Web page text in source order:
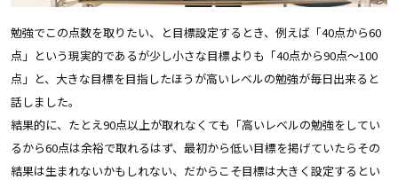
勉強でこの点数を取りたい、と目標設定するとき、例えば「40点から60
点」という現実的であるが少し小さな目標よりも「40点から90点〜100
点」と、大きな目標を目指したほうが高いレベルの勉強が毎日出来ると
話しました。
結果的に、たとえ90点以上が取れなくても「高いレベルの勉強をしてい
るから60点は余裕で取れるはず、最初から低い目標を掲げていたらその
結果は生まれないかもしれない、だからこそ目標は大きく設定するとい